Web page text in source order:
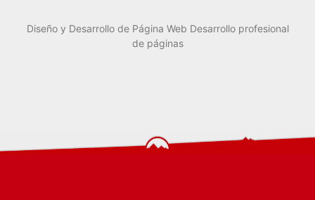
Diseño y Desarrollo de Página Web Desarrollo profesional
de páginas